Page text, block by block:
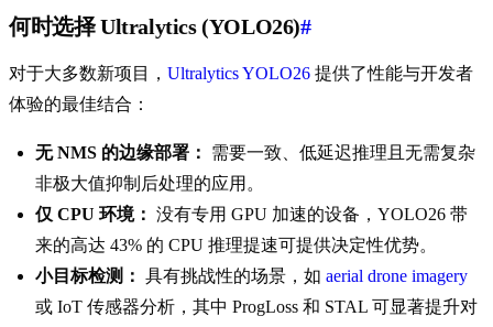
何时选择 Ultralytics (YOLO26)#
对于大多数新项目， Ultralytics YOLO26 提供了性能与开发者
体验的最佳结合：
无 NMS 的边缘部署：
需要一致、低延迟推理且无需复杂
非极大值抑制后处理的应用。
仅 CPU 环境： 没有专用 GPU 加速的设备，YOLO26 带
来的高达 43% 的 CPU 推理提速可提供决定性优势。
小目标检测： 具有挑战性的场景，如 aerial drone imagery
或 IoT 传感器分析，其中 ProgLoss 和 STAL 可显著提升对